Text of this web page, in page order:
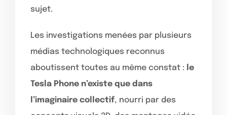
sujet.
Les investigations menées par plusieurs
médias technologiques reconnus
aboutissent toutes au même constat : le
Tesla Phone n’existe que dans
l’imaginaire collectif, nourri par des